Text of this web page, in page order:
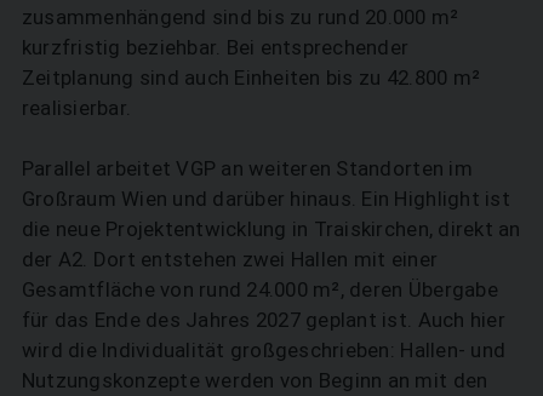
zusammenhängend sind bis zu rund 20.000 m²
kurzfristig beziehbar. Bei entsprechender
Zeitplanung sind auch Einheiten bis zu 42.800 m²
realisierbar.
Parallel arbeitet VGP an weiteren Standorten im
Großraum Wien und darüber hinaus. Ein Highlight ist
die neue Projektentwicklung in Traiskirchen, direkt an
der A2. Dort entstehen zwei Hallen mit einer
Gesamtfläche von rund 24.000 m², deren Übergabe
für das Ende des Jahres 2027 geplant ist. Auch hier
wird die Individualität großgeschrieben: Hallen- und
Nutzungskonzepte werden von Beginn an mit den